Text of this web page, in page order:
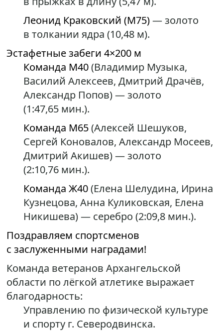
Леонид Краковский (М75)— золото
в толкании ядра (10,48 м).
Эстафетные забеги 4×200 м
Команда М40(Владимир Музыка,
Василий Алексеев, Дмитрий Драчёв,
Александр Попов) — золото
(1:47,65 мин.).
Команда М65(Алексей Шешуков,
Сергей Коновалов, Александр Мосеев,
Дмитрий Акишев) — золото
(2:10,76 мин.).
Команда Ж40(Елена Шелудина, Ирина
Кузнецова, Анна Куликовская, Елена
Никишева) — серебро (2:09,8 мин.).
Поздравляем спортсменов
с заслуженными наградами!
Команда ветеранов Архангельской
области по лёгкой атлетике выражает
благодарность:
Управлению по физической культуре
и спорту г. Северодвинска.